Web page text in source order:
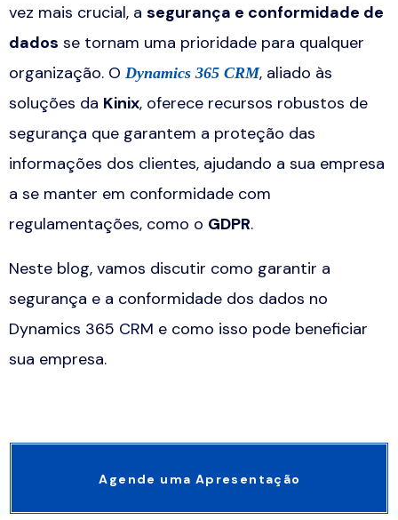
vez mais crucial, a segurança e conformidade de
dados se tornam uma prioridade para qualquer
organização. O Dynamics 365 CRM, aliado às
soluções da Kinix, oferece recursos robustos de
segurança que garantem a proteção das
informações dos clientes, ajudando a sua empresa
a se manter em conformidade com
regulamentações, como o GDPR.
Neste blog, vamos discutir como garantir a
segurança e a conformidade dos dados no
Dynamics 365 CRM e como isso pode beneficiar
sua empresa.
Agende uma Apresentação